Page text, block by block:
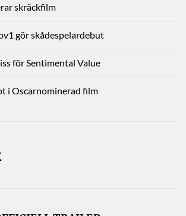
skräckfilm
gör skådespelardebut
för Sentimental Value
i Oscarnominerad film